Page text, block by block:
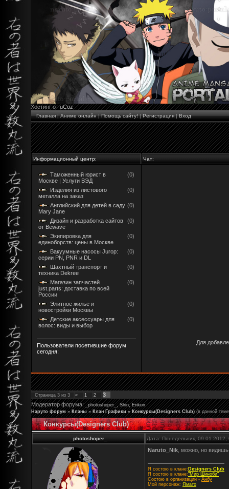
Хостинг отuCoz
Главная|Аниме онлайн|Помощь сайту!|Регистрация|Вход
Информационный центр: Чат:
Таможенный юрист в
Москве | Услуги ВЭД
(0)
Изделия из листового
металла на заказ
(0)
Английский для детей в саду
Mary Jane
(0)
Дизайн и разработка сайтов
от Bewave
(0)
Экипировка для
единоборств: цены в Москве
(0)
Вакуумные насосы Jurop:
серии PN, PNR и DL
(0)
Шахтный транспорт и
техника Dekree
(0)
Магазин запчастей
just.parts: доставка по всей
России
(0)
Элитное жилье и
новостройки Москвы
(0)
Детские аксессуары для
волос: виды и выбор
(0)
Пользователи посетившие форум
сегодня:
Для
Страница 3 из 3 « 1 2
3
Модератор форума:_photoshoper_,Shin,Enkon
Наруто форум » Кланы » Клан Графики » Конкурсы(Designers Club) (в данной
Конкурсы(Designers Club)
_photoshoper_ Дата: Понедельник,
Naruto_Nik , можно, но
Я состою в клане: Designers Club
Я состою в клане:"Мир Шиноби"
Состою в организации - Анбу
Мой персонаж: Ямато